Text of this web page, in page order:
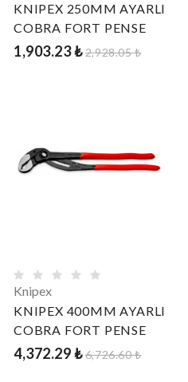
KNIPEX 250MM AYARLI
COBRA FORT PENSE
1,903.23 ₺2,928.05 ₺
Knipex
KNIPEX 400MM AYARLI
COBRA FORT PENSE
4,372.29 ₺6,726.60 ₺